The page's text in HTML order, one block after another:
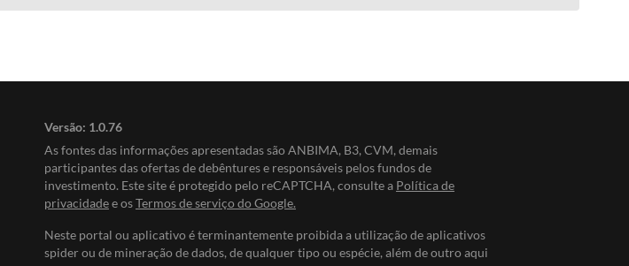
Versão: 1.0.76
As fontes das informações apresentadas são ANBIMA, B3, CVM, demais
participantes das ofertas de debêntures e responsáveis pelos fundos de
investimento. Este site é protegido pelo reCAPTCHA, consulte a Política de
privacidadee osTermos de serviço do Google.
Neste portal ou aplicativo é terminantemente proibida a utilização de aplicativos
spider ou de mineração de dados, de qualquer tipo ou espécie, além de outro aqui